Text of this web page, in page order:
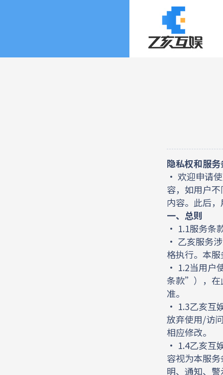
隐私权和服
• 欢迎申请
容，如用户
内容。此后
一、总则
• 1.1服务条
• 乙亥服务
格执行。本
• 1.2当用户
条款”），在
准。
• 1.3乙亥互
放弃使用/访
相应修改。
• 1.4乙亥互
容视为本服
明、通知、